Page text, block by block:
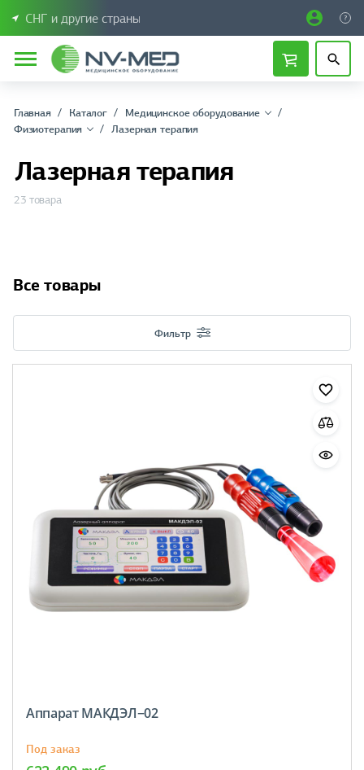
СНГ и другие страны
Главная Каталог
Медицинское оборудование
Физиотерапия
Лазерная терапия
Лазерная терапия
23 товара
Все товары
Фильтр
Аппарат МАКДЭЛ−02
Под заказ